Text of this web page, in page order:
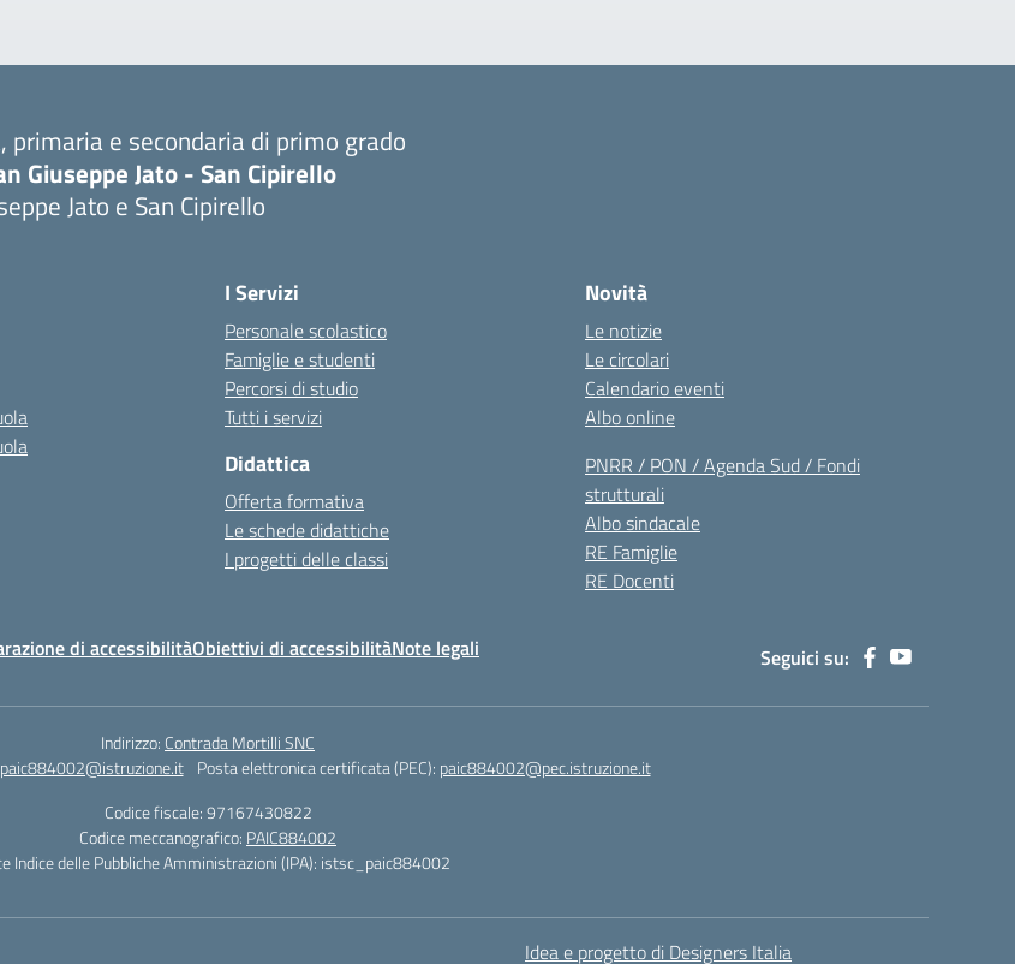
primaria e secondaria di primo grado
Giuseppe Jato - San Cipirello
Jato e San Cipirello
I Servizi
Personale scolastico
Famiglie e studenti
Percorsi di studio
Tutti i servizi
Didattica
Offerta formativa
Le schede didattiche
I progetti delle classi
Novità
Le notizie
Le circolari
Calendario eventi
Albo online
PNRR / PON / Agenda Sud / Fondi
strutturali
Albo sindacale
RE Famiglie
RE Docenti
di accessibilitàObiettivi di accessibilitàNote legali Seguici su:
Indirizzo: Contrada Mortilli SNC
paic884002@istruzione.it Posta elettronica certificata (PEC): paic884002@pec.istruzione.it
Codice fiscale: 97167430822
Codice meccanografico: PAIC884002
Indice delle Pubbliche Amministrazioni (IPA): istsc_paic884002
Idea e progetto di Designers Italia